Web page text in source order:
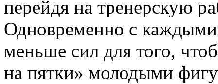
перейдя на тренерскую
Одновременно с каждыми
меньше сил для того,
на пятки» молодыми